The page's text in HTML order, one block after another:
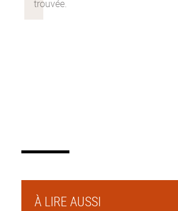
À LIRE AUSSI